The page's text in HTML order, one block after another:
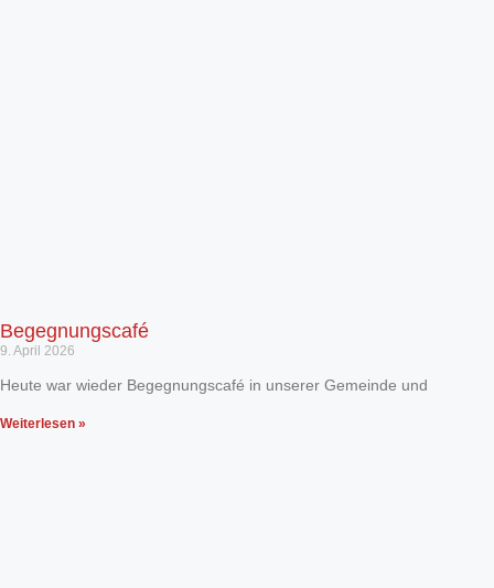
Begegnungscafé
9. April 2026
Heute war wieder Begegnungscafé in unserer Gemeinde und
Weiterlesen »